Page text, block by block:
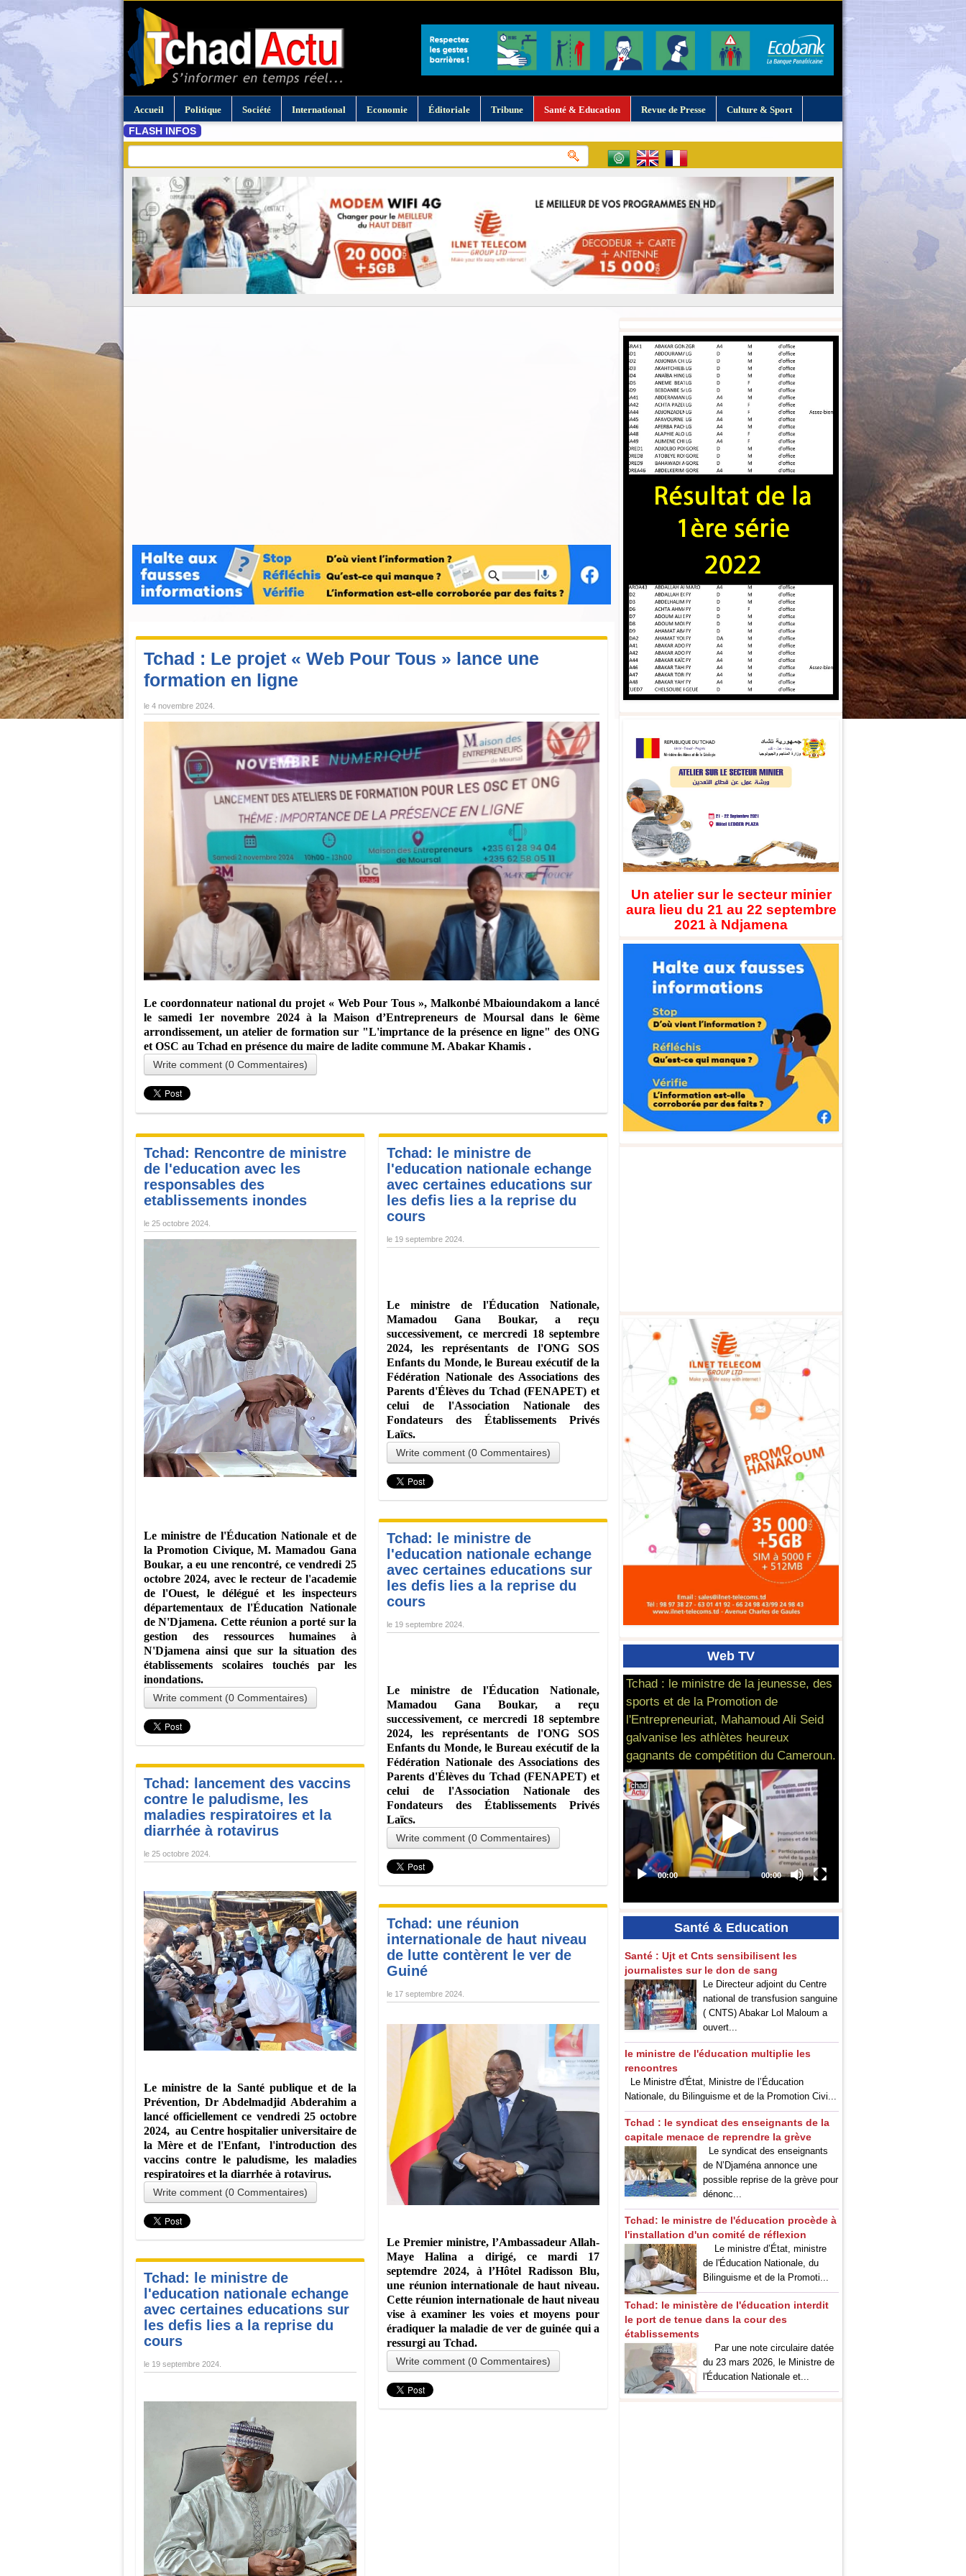
Accueil Politique Société International Economie Éditoriale Tribune Santé & Education Revue de Presse Culture & Sport
FLASH INFOS
Tchad : Le projet « Web Pour Tous » lance une
formation en ligne
le 4 novembre 2024
Le coordonnateur national du projet « Web Pour Tous », Malkonbé Mbaioundakom a lancé
le samedi 1er novembre 2024 à la Maison d’Entrepreneurs de Moursal dans le 6ème
arrondissement, un atelier de formation sur "L'imprtance de la présence en ligne" des ONG
et OSC au Tchad en présence du maire de ladite commune M. Abakar Khamis .
Write comment (0 Commentaires)
Tchad: Rencontre de ministre
de l'education avec les
responsables des
etablissements inondes
le 25 octobre 2024
Le ministre de l'Éducation Nationale et de
la Promotion Civique, M. Mamadou Gana
Boukar, a eu une rencontré, ce vendredi 25
octobre 2024, avec le recteur de l'academie
de l'Ouest, le délégué et les inspecteurs
départementaux de l'Éducation Nationale
de N'Djamena. Cette réunion a porté sur la
gestion des ressources humaines à
N'Djamena ainsi que sur la situation des
établissements scolaires touchés par les
inondations.
Write comment (0 Commentaires)
Tchad: lancement des vaccins
contre le paludisme, les
maladies respiratoires et la
diarrhée à rotavirus
le 25 octobre 2024
Le ministre de la Santé publique et de la
Prévention, Dr Abdelmadjid Abderahim a
lancé officiellement ce vendredi 25 octobre
2024, au Centre hospitalier universitaire de
la Mère et de l'Enfant, l'introduction des
vaccins contre le paludisme, les maladies
respiratoires et la diarrhée à rotavirus.
Write comment (0 Commentaires)
Tchad: le ministre de
l'education nationale echange
avec certaines educations sur
les defis lies a la reprise du
cours
le 19 septembre 2024
Tchad: le ministre de
l'education nationale echange
avec certaines educations sur
les defis lies a la reprise du
cours
le 19 septembre 2024
Le ministre de l'Éducation Nationale,
Mamadou Gana Boukar, a reçu
successivement, ce mercredi 18 septembre
2024, les représentants de l'ONG SOS
Enfants du Monde, le Bureau exécutif de la
Fédération Nationale des Associations des
Parents d'Élèves du Tchad (FENAPET) et
celui de l'Association Nationale des
Fondateurs des Établissements Privés
Laïcs.
Write comment (0 Commentaires)
Tchad: le ministre de
l'education nationale echange
avec certaines educations sur
les defis lies a la reprise du
cours
le 19 septembre 2024
Le ministre de l'Éducation Nationale,
Mamadou Gana Boukar, a reçu
successivement, ce mercredi 18 septembre
2024, les représentants de l'ONG SOS
Enfants du Monde, le Bureau exécutif de la
Fédération Nationale des Associations des
Parents d'Élèves du Tchad (FENAPET) et
celui de l'Association Nationale des
Fondateurs des Établissements Privés
Laïcs.
Write comment (0 Commentaires)
Tchad: une réunion
internationale de haut niveau
de lutte contèrent le ver de
Guiné
le 17 septembre 2024
Le Premier ministre, l’Ambassadeur Allah-
Maye Halina a dirigé, ce mardi 17
septemdre 2024, à l’Hôtel Radisson Blu,
une réunion internationale de haut niveau.
Cette réunion internationale de haut niveau
vise à examiner les voies et moyens pour
éradiquer la maladie de ver de guinée qui a
ressurgi au Tchad.
Write comment (0 Commentaires)
Un atelier sur le secteur minier
aura lieu du 21 au 22 septembre
2021 à Ndjamena
Web TV
Tchad : le ministre de la jeunesse, des
sports et de la Promotion de
l'Entrepreneuriat, Mahamoud Ali Seid
galvanise les athlètes heureux
gagnants de compétition du Cameroun.
Santé& Education
‎Santé : Ujt et Cnts sensibilisent les
journalistes sur le don de sang
Le Directeur adjoint du Centre
national de transfusion sanguine
( CNTS) Abakar Lol Maloum a
ouvert...
le ministre de l'éducation multiplie les
rencontres
Le Ministre d'État, Ministre de l’Éducation
Nationale, du Bilinguisme et de la Promotion Civi...
Tchad : le syndicat des enseignants de la
capitale menace de reprendre la grève
Le syndicat des enseignants
de N’Djaména annonce une
possible reprise de la grève pour
dénonc...
Tchad: le ministre de l'éducation procède à
l'installation d'un comité de réflexion
Le ministre d’État, ministre
de l'Éducation Nationale, du
Bilinguisme et de la Promoti...
Tchad: le ministère de l'éducation interdit
le port de tenue dans la cour des
établissements
Par une note circulaire datée
du 23 mars 2026, le Ministre de
l'Éducation Nationale et...